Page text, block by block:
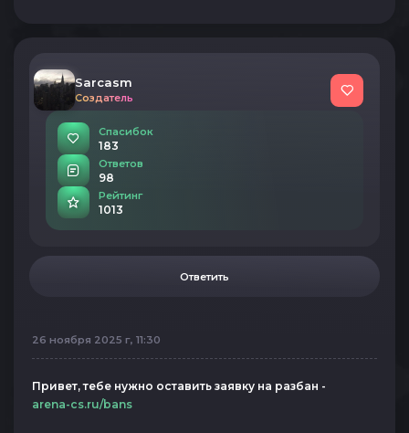
Sarcasm
Создатель
Спасибок
183
Ответов
98
Рейтинг
1013
Ответить
26 ноября 2025 г, 11:30
Привет, тебе нужно оставить заявку на разбан -
arena-cs.ru/bans